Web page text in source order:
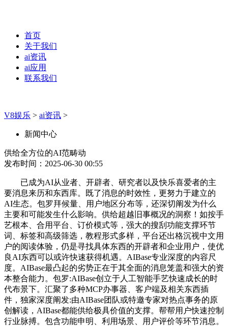
首页
关于我们
ai资讯
ai应用
联系我们
V8娱乐 > ai资讯 >
新闻中心
供给全方位的AI范畴动
发布时间：2025-06-30 00:55
已成为AI从业者、开辟者、研究者以及快乐喜爱者的主
要消息来历和东西库。既了消息的时效性，更努力于建立的
AI生态。包罗拜候量、用户地区分布等，还深切阐发为什么
主要和可能发生什么影响。供给超越旧事概况的洞察！如按手
艺根本、合用平台、订价模式等，强大的搜刮功能支撑环节
词、标签和高级筛选，教程形式多样，平台还出格沉视中文用
户的阅读体验，仍是寻找具体东西的开辟者和企业用户，使优
良AI东西可以或许快速获得机遇。AIBase专业深度的内容尺
度。AIBase最凸起的劣势正在于其全面的消息笼盖和强大的资
本整合能力。包罗:AIBase创立于人工智能手艺快速成长的时
代布景下。汇聚了多种MCP办事器、客户端及相关东西插
件，独家深度阐发:由AIBase团队或特邀专家对热点事务的原
创解读，AIBase都能供给极具价值的支撑。帮帮用户快速控制
行业脉搏。包含功能申明、利用场景、用户评价等环节消息。